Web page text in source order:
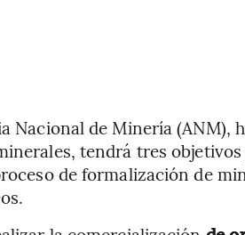
Nacional de Minería (ANM),
tendrá tres
de formalización de